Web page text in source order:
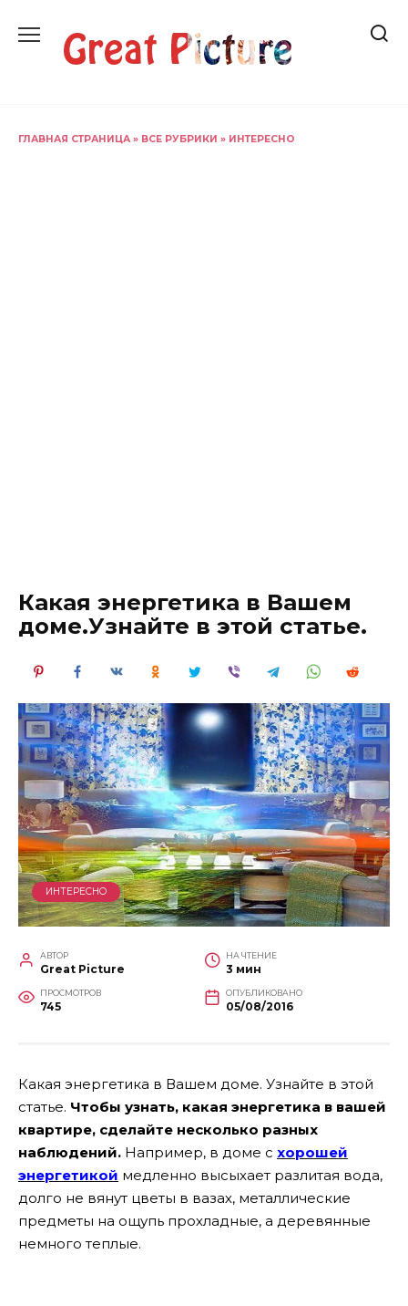
содержанию
ГЛАВНАЯ СТРАНИЦА » ВСЕ РУБРИКИ » ИНТЕРЕСНО
Какая энергетика в Вашем
доме.Узнайте в этой статье.
ИНТЕРЕСНО
АВТОР
Great Picture
НА ЧТЕНИЕ
3 мин
ПРОСМОТРОВ
745
ОПУБЛИКОВАНО
05/08/2016
Какая энергетика в Вашем доме. Узнайте в этой
статье. Чтобы узнать, какая энергетика в вашей
квартире, сделайте несколько разных
наблюдений. Например, в доме с хорошей
энергетикой медленно высыхает разлитая вода,
долго не вянут цветы в вазах, металлические
предметы на ощупь прохладные, а деревянные
немного теплые.